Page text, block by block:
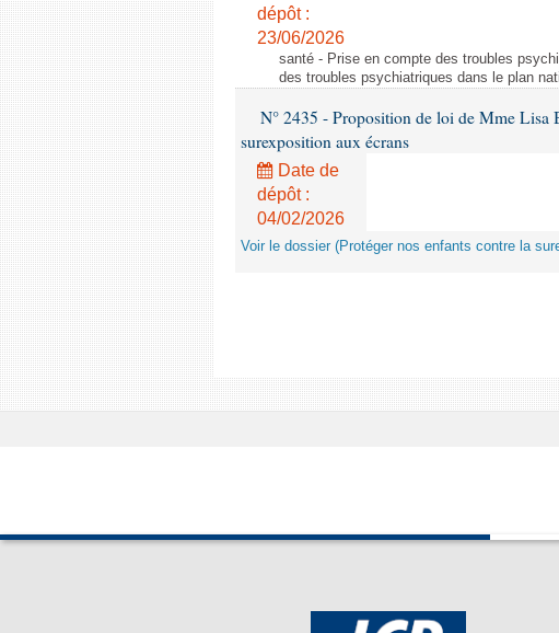
dépôt :
23/06/2026
santé - Prise en compte des troubles
des troubles psychiatriques dans le plan
N° 2435 - Proposition de loi de Mme Lisa
surexposition aux écrans
Date de
dépôt :
04/02/2026
Voir le dossier (Protéger nos enfants contre la